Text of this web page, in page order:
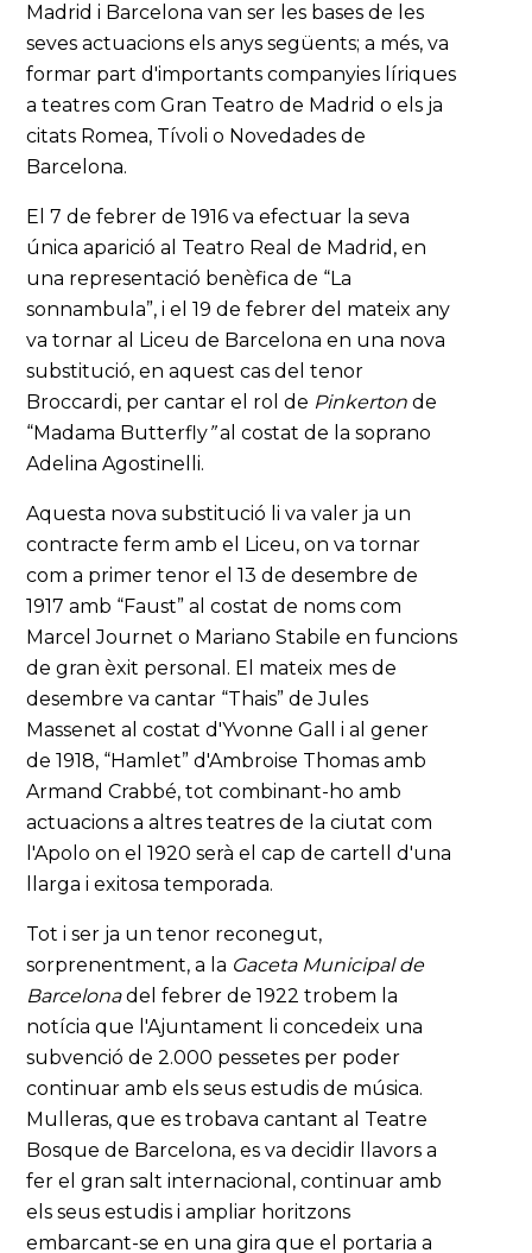
Madrid i Barcelona van ser les bases de les
seves actuacions els anys següents; a més, va
formar part d'importants companyies líriques
a teatres com Gran Teatro de Madrid o els ja
citats Romea, Tívoli o Novedades de
Barcelona.
El 7 de febrer de 1916 va efectuar la seva
única aparició al Teatro Real de Madrid, en
una representació benèfica de “La
sonnambula”, i el 19 de febrer del mateix any
va tornar al Liceu de Barcelona en una nova
substitució, en aquest cas del tenor
Broccardi, per cantar el rol de Pinkerton de
“Madama Butterfly”al costat de la soprano
Adelina Agostinelli.
Aquesta nova substitució li va valer ja un
contracte ferm amb el Liceu, on va tornar
com a primer tenor el 13 de desembre de
1917 amb “Faust” al costat de noms com
Marcel Journet o Mariano Stabile en funcions
de gran èxit personal. El mateix mes de
desembre va cantar “Thais” de Jules
Massenet al costat d'Yvonne Gall i al gener
de 1918, “Hamlet” d'Ambroise Thomas amb
Armand Crabbé, tot combinant-ho amb
actuacions a altres teatres de la ciutat com
l'Apolo on el 1920 serà el cap de cartell d'una
llarga i exitosa temporada.
Tot i ser ja un tenor reconegut,
sorprenentment, a la Gaceta Municipal de
Barcelonadel febrer de 1922 trobem la
notícia que l'Ajuntament li concedeix una
subvenció de 2.000 pessetes per poder
continuar amb els seus estudis de música.
Mulleras, que es trobava cantant al Teatre
Bosque de Barcelona, es va decidir llavors a
fer el gran salt internacional, continuar amb
els seus estudis i ampliar horitzons
embarcant-se en una gira que el portaria a